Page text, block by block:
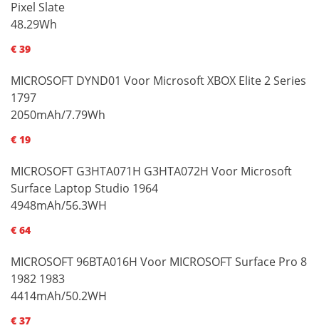
Pixel Slate
48.29Wh
€ 39
MICROSOFT DYND01 Voor Microsoft XBOX Elite 2 Series
1797
2050mAh/7.79Wh
€ 19
MICROSOFT G3HTA071H G3HTA072H Voor Microsoft
Surface Laptop Studio 1964
4948mAh/56.3WH
€ 64
MICROSOFT 96BTA016H Voor MICROSOFT Surface Pro 8
1982 1983
4414mAh/50.2WH
€ 37